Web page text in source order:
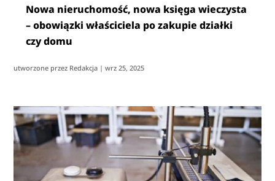
Nowa nieruchomość, nowa księga wieczysta
– obowiązki właściciela po zakupie działki
czy domu
utworzone przez Redakcja |wrz 25, 2025